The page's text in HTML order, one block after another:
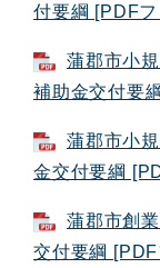
付要綱 [PDF
蒲郡市小
補助金交付要
蒲郡市小
金交付要綱
蒲郡市創
交付要綱